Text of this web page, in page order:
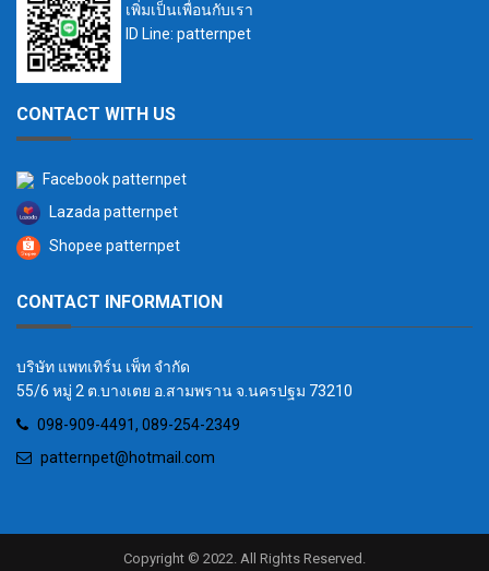
เพิ่มเป็นเพื่อนกับเรา
ID Line: patternpet
CONTACT WITH US
Facebook patternpet
Lazada patternpet
Shopee patternpet
CONTACT INFORMATION
บริษัท แพทเทิร์น เพ็ท จำกัด
55/6 หมู่ 2 ต.บางเตย อ.สามพราน จ.นครปฐม 73210
098-909-4491, 089-254-2349
patternpet@hotmail.com
Copyright © 2022. All Rights Reserved.